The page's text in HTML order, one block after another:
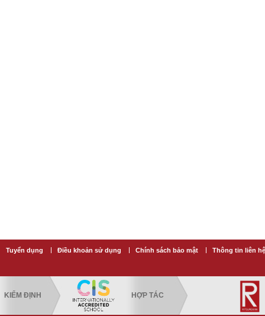
Tuyển dụng Điều khoản sử dụng Chính sách bảo mật Thông tin liên hệ
KIỂM ĐỊNH HỢP TÁC